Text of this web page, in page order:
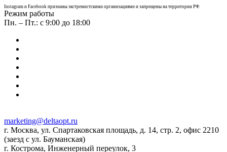
Instagram и Facebook признаны экстремистскими организациями и запрещены на территории РФ.
Режим работы
Пн. – Пт.: с 9:00 до 18:00
marketing@deltaopt.ru
г. Москва, ул. Спартаковская площадь, д. 14, стр. 2, офис 2210
(заезд с ул. Бауманская)
г. Кострома, Инженерный переулок, 3